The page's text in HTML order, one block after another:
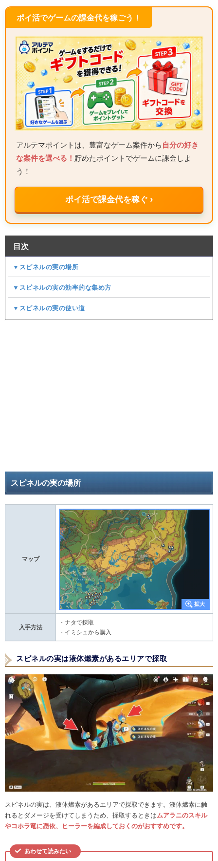
ポイ活でゲームの課金代を稼ごう！
アルテマポイントは、豊富なゲーム案件から 自分の好き
な案件を選べる！ 貯めたポイントでゲームに課金しよ
う！
ポイ活で課金代を稼ぐ ›
目次
▼スピネルの実の場所
▼スピネルの実の効率的な集め方
▼スピネルの実の使い道
スピネルの実の場所
マップ
入手方法
・ナタで採取
・イミシュから購入
スピネルの実は液体燃素があるエリアで採取
スピネルの実は、液体燃素があるエリアで採取できます。液体燃素に触
れるとダメージを受けてしまうため、採取するときはムアラニのスキル
やコホラ竜に憑依、ヒーラーを編成しておくのがおすすめです。
あわせて読みたい